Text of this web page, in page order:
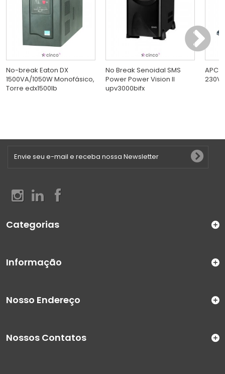
No-break Eaton DX
1500VA/1050W Monofásico,
Torre edx1500lb
No Break Senoidal SMS
Power Power Vision II
upv3000bifx
APC
230V
Categorias
Informação
Nosso Endereço
Nossos Contatos